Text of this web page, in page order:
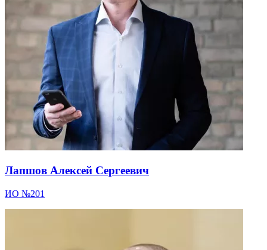
Лапшов Алексей Сергеевич
ИО №201